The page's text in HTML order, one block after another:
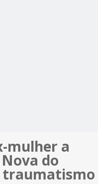
mulher a
do
traumatismo